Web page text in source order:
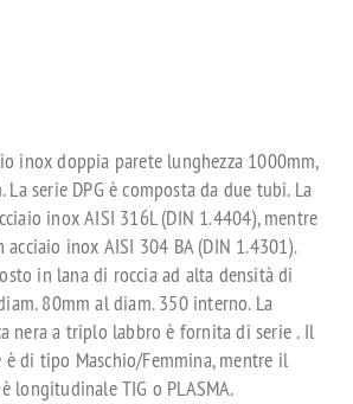
inox doppia parete lunghezza 1000mm,
serie DPG è composta da due tubi. La
inox AISI 316L (DIN 1.4404), mentre
acciaio inox AISI 304 BA (DIN 1.4301).
in lana di roccia ad alta densità di
80mm al diam. 350 interno. La
nera a triplo labbro è fornita di serie . Il
di tipo Maschio/Femmina, mentre il
longitudinale TIG o PLASMA.